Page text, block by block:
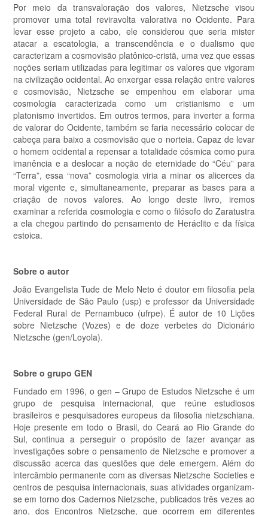
Por meio da transvaloração dos valores, Nietzsche visou
promover uma total reviravolta valorativa no Ocidente. Para
levar esse projeto a cabo, ele considerou que seria mister
atacar a escatologia, a transcendência e o dualismo que
caracterizam a cosmovisão platônico-cristã, uma vez que essas
noções seriam utilizadas para legitimar os valores que vigoram
na civilização ocidental. Ao enxergar essa relação entre valores
e cosmovisão, Nietzsche se empenhou em elaborar uma
cosmologia caracterizada como um cristianismo e um
platonismo invertidos. Em outros termos, para inverter a forma
de valorar do Ocidente, também se faria necessário colocar de
cabeça para baixo a cosmovisão que o norteia. Capaz de levar
o homem ocidental a repensar a totalidade cósmica como pura
imanência e a deslocar a noção de eternidade do “Céu” para
“Terra”, essa “nova” cosmologia viria a minar os alicerces da
moral vigente e, simultaneamente, preparar as bases para a
criação de novos valores. Ao longo deste livro, iremos
examinar a referida cosmologia e como o filósofo do Zaratustra
a ela chegou partindo do pensamento de Heráclito e da física
estoica.
Sobre o autor
João Evangelista Tude de Melo Neto é doutor em filosofia pela
Universidade de São Paulo (usp) e professor da Universidade
Federal Rural de Pernambuco (ufrpe). É autor de 10 Lições
sobre Nietzsche (Vozes) e de doze verbetes do Dicionário
Nietzsche (gen/Loyola).
Sobre o grupo GEN
Fundado em 1996, o gen – Grupo de Estudos Nietzsche é um
grupo de pesquisa internacional, que reúne estudiosos
brasileiros e pesquisadores europeus da filosofia nietzschiana.
Hoje presente em todo o Brasil, do Ceará ao Rio Grande do
Sul, continua a perseguir o propósito de fazer avançar as
investigações sobre o pensamento de Nietzsche e promover a
discussão acerca das questões que dele emergem. Além do
intercâmbio permanente com as diversas Nietzsche Societies e
centros de pesquisa internacionais, suas atividades organizam-
se em torno dos Cadernos Nietzsche, publicados três vezes ao
ano, dos Encontros Nietzsche, que ocorrem em diferentes